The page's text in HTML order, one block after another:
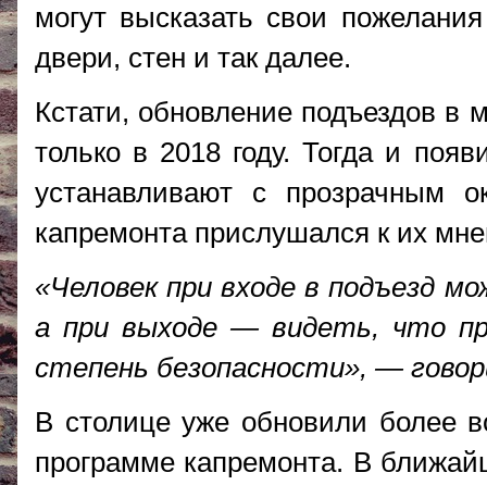
могут высказать свои
двери, стен и так далее.
Кстати, обновление подъездов в
только в 2018 году. Тогда и
устанавливают с прозрачным
капремонта прислушался к их
«Человек при входе в подъезд
а при выходе — видеть, что
степень безопасности», —
В столице уже обновили более
программе капремонта. В